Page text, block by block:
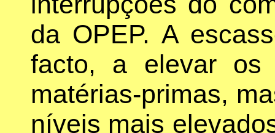
da OPEP. A
facto, a elevar os
matérias-primas,
níveis mais